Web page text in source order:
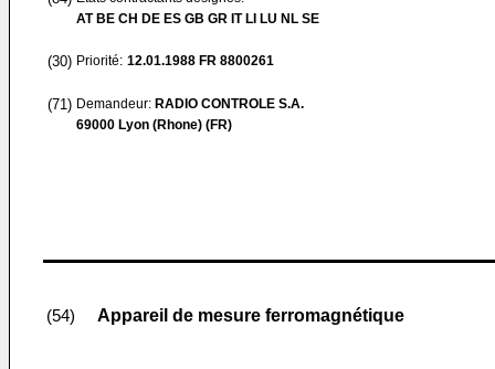
AT BE CH DE ES GB GR IT LI LU NL SE
(30) Priorité: 12.01.1988 FR 8800261
(71) Demandeur: RADIO CONTROLE S.A.
69000 Lyon (Rhone) (FR)
(54) Appareil de mesure ferromagnétique